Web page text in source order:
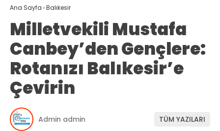
Ana Sayfa ›Balıkesir
Milletvekili Mustafa
Canbey’den Gençlere:
Rotanızı Balıkesir’e
Çevirin
Admin admin TÜM YAZILARI